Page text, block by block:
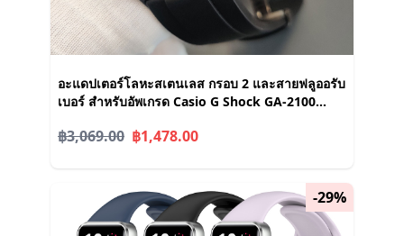
อะแดปเตอร์โลหะสเตนเลส กรอบ 2 และสายฟลูออรับ
เบอร์ สําหรับอัพเกรด Casio G Shock GA-2100
฿3,069.00 ฿1,478.00
-29%